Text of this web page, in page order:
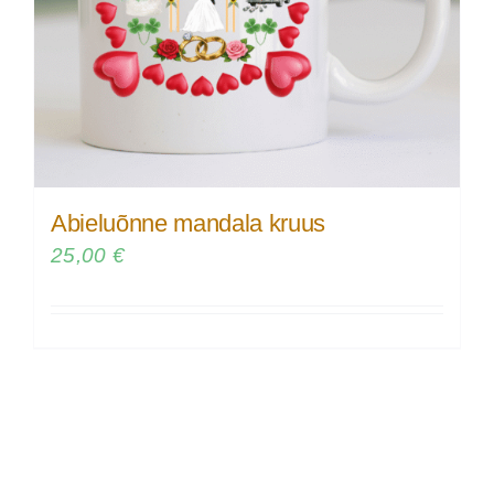
Abieluõnne mandala kruus
25,00 €